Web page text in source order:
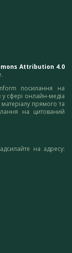
Attribution 4.0
посилання на
у сфері онлайн-медіа
прямого та
на цитований
на адресу: